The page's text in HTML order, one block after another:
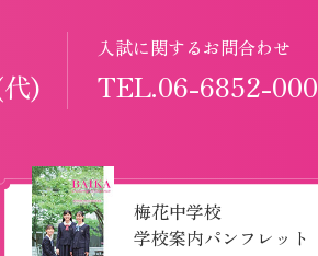
)
入試に関するお問合わせ
TEL.06-6852-
梅花中学校
学校案内パンフレット